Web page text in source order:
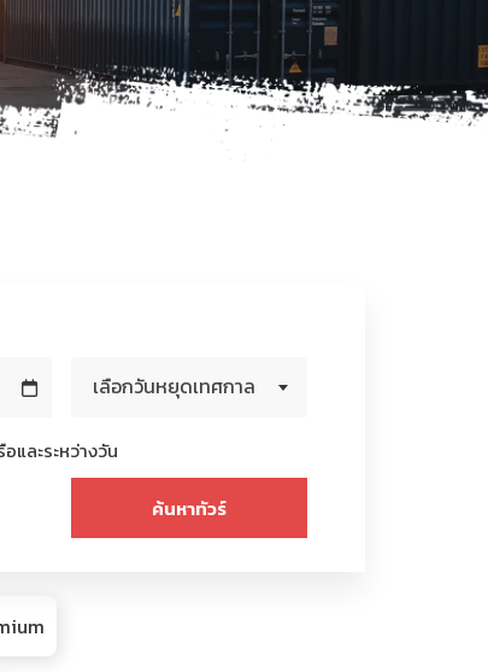
เลือกวันหยุดเทศกาล
ละระหว่างวัน